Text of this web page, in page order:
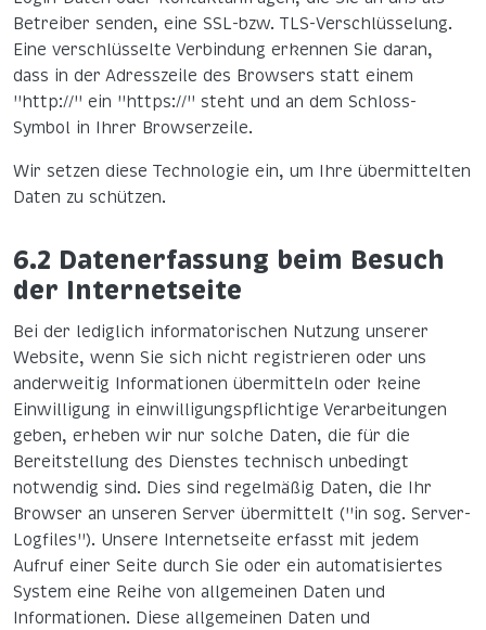
Betreiber senden, eine SSL-bzw. TLS-Verschlüsselung.
Eine verschlüsselte Verbindung erkennen Sie daran,
dass in der Adresszeile des Browsers statt einem
"http://" ein "https://" steht und an dem Schloss-
Symbol in Ihrer Browserzeile.
Wir setzen diese Technologie ein, um Ihre übermittelten
Daten zu schützen.
6.2 Datenerfassung beim Besuch
der Internetseite
Bei der lediglich informatorischen Nutzung unserer
Website, wenn Sie sich nicht registrieren oder uns
anderweitig Informationen übermitteln oder keine
Einwilligung in einwilligungspflichtige Verarbeitungen
geben, erheben wir nur solche Daten, die für die
Bereitstellung des Dienstes technisch unbedingt
notwendig sind. Dies sind regelmäßig Daten, die Ihr
Browser an unseren Server übermittelt ("in sog. Server-
Logfiles"). Unsere Internetseite erfasst mit jedem
Aufruf einer Seite durch Sie oder ein automatisiertes
System eine Reihe von allgemeinen Daten und
Informationen. Diese allgemeinen Daten und